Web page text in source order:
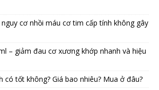
cơ nhồi máu cơ tim cấp tính không gây
– giảm đau cơ xương khớp nhanh và hiệu
có tốt không? Giá bao nhiêu? Mua ở đâu?